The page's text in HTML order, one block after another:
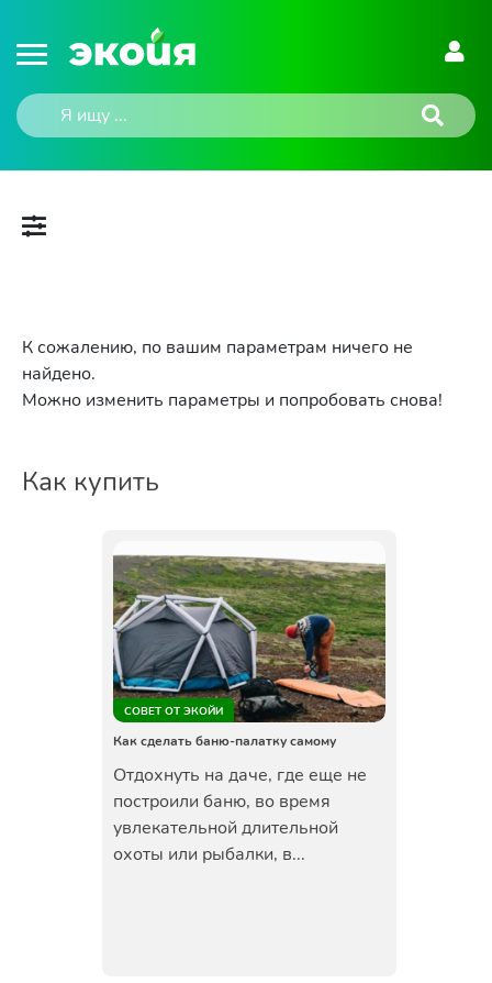
К сожалению, по вашим параметрам ничего не
найдено.
Можно изменить параметры и попробовать снова!
Как купить
СОВЕТ ОТ ЭКОЙИ
Как сделать баню-палатку самому
Отдохнуть на даче, где еще не
построили баню, во время
увлекательной длительной
охоты или рыбалки, в...